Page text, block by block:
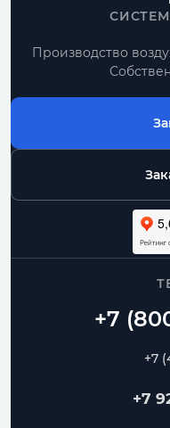
Производство
+7
+7